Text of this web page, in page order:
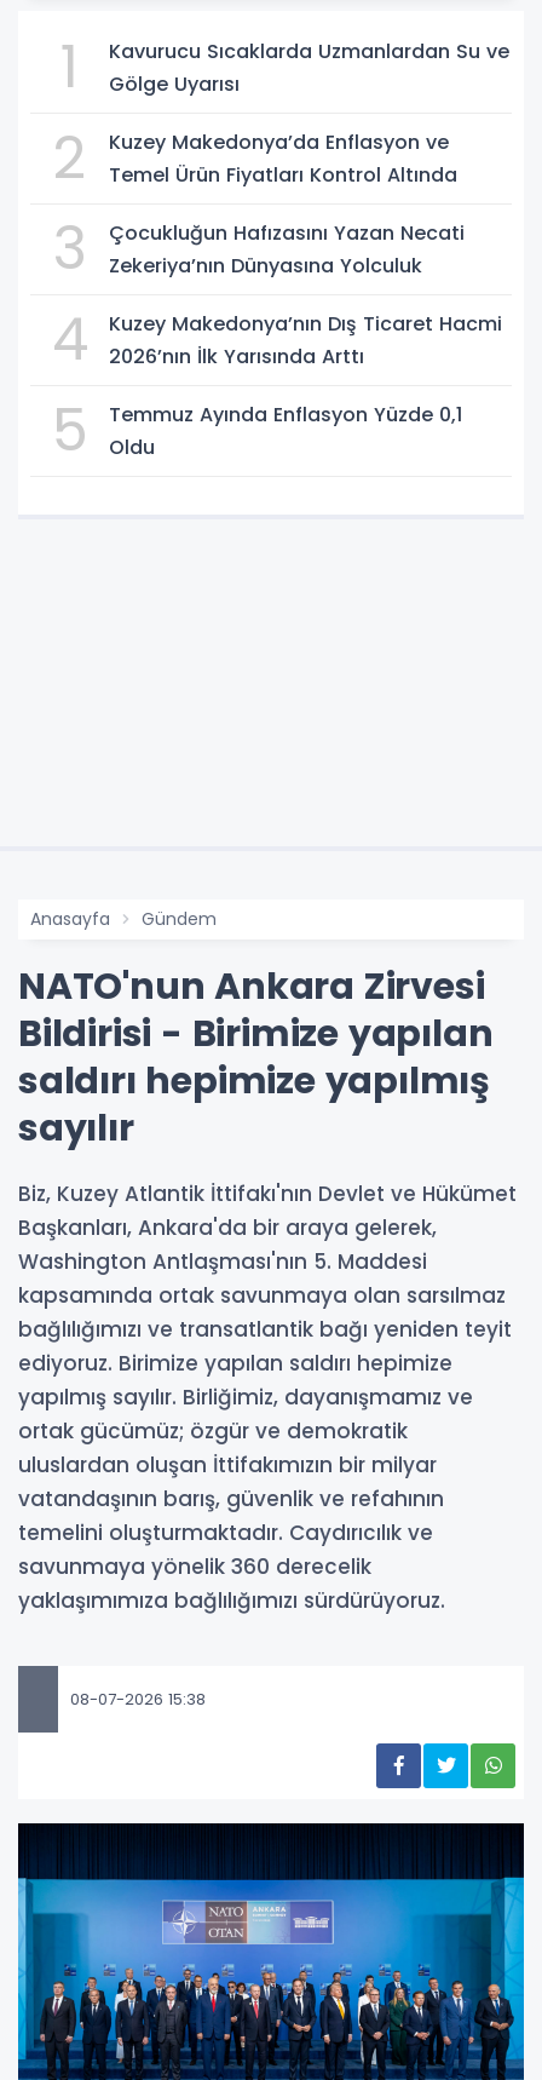
1
Kavurucu Sıcaklarda Uzmanlardan Su ve
Gölge Uyarısı
2
Kuzey Makedonya’da Enflasyon ve
Temel Ürün Fiyatları Kontrol Altında
3
Çocukluğun Hafızasını Yazan Necati
Zekeriya’nın Dünyasına Yolculuk
4
Kuzey Makedonya’nın Dış Ticaret Hacmi
2026’nın İlk Yarısında Arttı
5
Temmuz Ayında Enflasyon Yüzde 0,1
Oldu
Anasayfa Gündem
NATO'nun Ankara Zirvesi
Bildirisi - Birimize yapılan
saldırı hepimize yapılmış
sayılır
Biz, Kuzey Atlantik İttifakı'nın Devlet ve Hükümet
Başkanları, Ankara'da bir araya gelerek,
Washington Antlaşması'nın 5. Maddesi
kapsamında ortak savunmaya olan sarsılmaz
bağlılığımızı ve transatlantik bağı yeniden teyit
ediyoruz. Birimize yapılan saldırı hepimize
yapılmış sayılır. Birliğimiz, dayanışmamız ve
ortak gücümüz; özgür ve demokratik
uluslardan oluşan İttifakımızın bir milyar
vatandaşının barış, güvenlik ve refahının
temelini oluşturmaktadır. Caydırıcılık ve
savunmaya yönelik 360 derecelik
yaklaşımımıza bağlılığımızı sürdürüyoruz.
08-07-2026 15:38